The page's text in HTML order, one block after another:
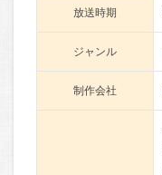
放送時期
ジャンル
制作会社